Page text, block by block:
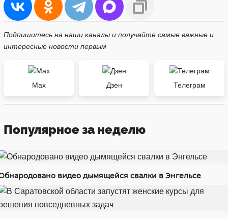
Подпишитесь на наши каналы и получайте самые важные и
интересные новости первым
Max Дзен Телеграм
Популярное за неделю
видео дымящейся свалки в Энгельсе